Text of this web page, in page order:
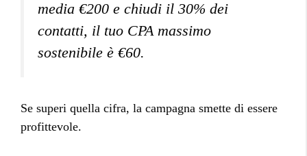
media €200 e chiudi il 30% dei
contatti, il tuo CPA massimo
sostenibile è €60.
Se superi quella cifra, la campagna smette di essere
profittevole.